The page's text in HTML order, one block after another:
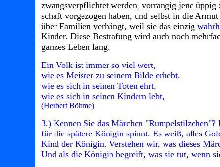
zwangsverpflichtet werden, vorrangig jene
schaft vorgezogen haben, und selbst in die
über Familien verhängt, weil sie das einzig
Kinder. Diese Bestrafung wird auch noch
ganzes Leben lang.
Ein Volk ist immer so viel wert,
wie es Meister zu seinem Bilde erhebt.
wie es sich in seinen Toten ehrt,
wie es sich in seinen Kindern lebt,
(Herbert Böhme)
3.) Kennen Sie das Märchen
für die spätere Königin spinnt. Es weiß, alles
Kind der Königin. Verstehen wir, was dieses
Und als die Königin begreift, was sie tut, wenn